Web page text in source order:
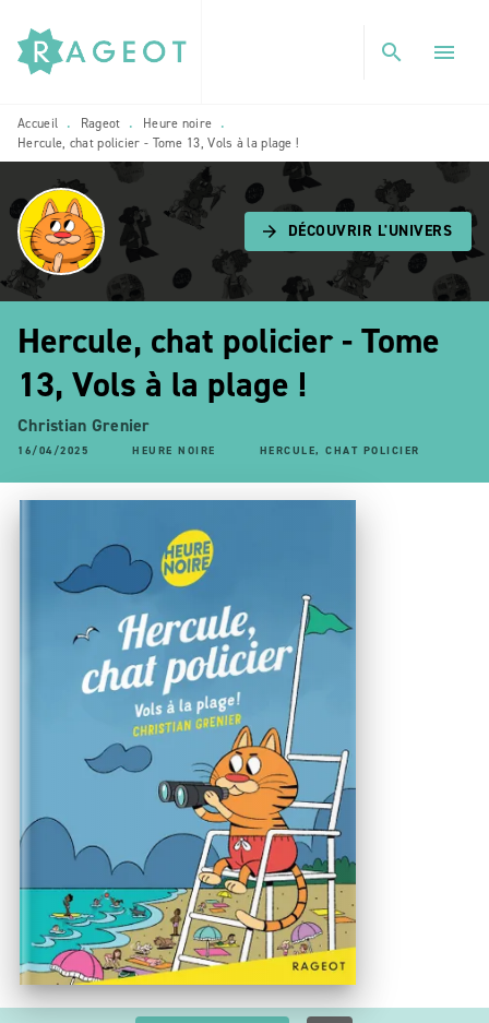
MENU RECHERCHE
PIED DE PAGE
search menu
Accueil • Rageot • Heure noire •
Hercule, chat policier - Tome 13, Vols à la plage !
arrow_forward DÉCOUVRIR L'UNIVERS
Hercule, chat policier - Tome
13, Vols à la plage !
Christian Grenier
16/04/2025 HEURE NOIRE HERCULE, CHAT POLICIER